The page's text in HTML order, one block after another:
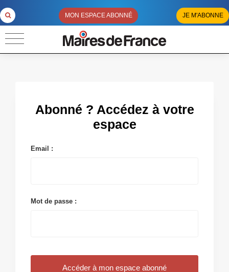
MON ESPACE ABONNÉ JE M'ABONNE
Abonné ? Accédez à votre
espace
Email :
Mot de passe :